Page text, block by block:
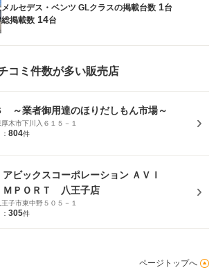
メルセデス・ベンツ GLクラスの掲載台数 1台
総掲載数 14台
コミ件数が多い販売店
～業者御用達のほりだしもん市場～
木市下川入６１５－１
804件
アビックスコーポレーション ＡＶＩ
ＰＯＲＴ 八王子店
子市東中野５０５－１
305件
ページトップへ